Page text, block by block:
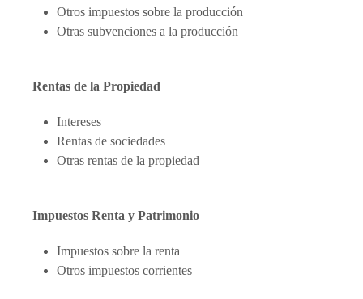
Otros impuestos sobre la producción
Otras subvenciones a la producción
Rentas de la Propiedad
Intereses
Rentas de sociedades
Otras rentas de la propiedad
Impuestos Renta y Patrimonio
Impuestos sobre la renta
Otros impuestos corrientes